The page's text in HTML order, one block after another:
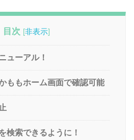
目次 [非表示]
ューアル！
ももホーム画面で確認可能
検索できるように！